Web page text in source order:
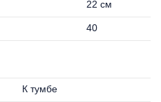
22 см
40
К тумбе